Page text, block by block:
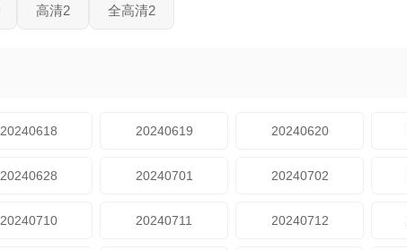
高清2 全高清2
20240618 20240619 20240620
20240628 20240701 20240702
20240710 20240711 20240712